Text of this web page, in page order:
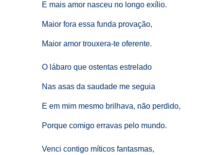
E mais amor nasceu no longo exílio.
Maior fora essa funda provação,
Maior amor trouxera-te oferente.
O lábaro que ostentas estrelado
Nas asas da saudade me seguia
E em mim mesmo brilhava, não perdido,
Porque comigo erravas pelo mundo.
Venci contigo míticos fantasmas,